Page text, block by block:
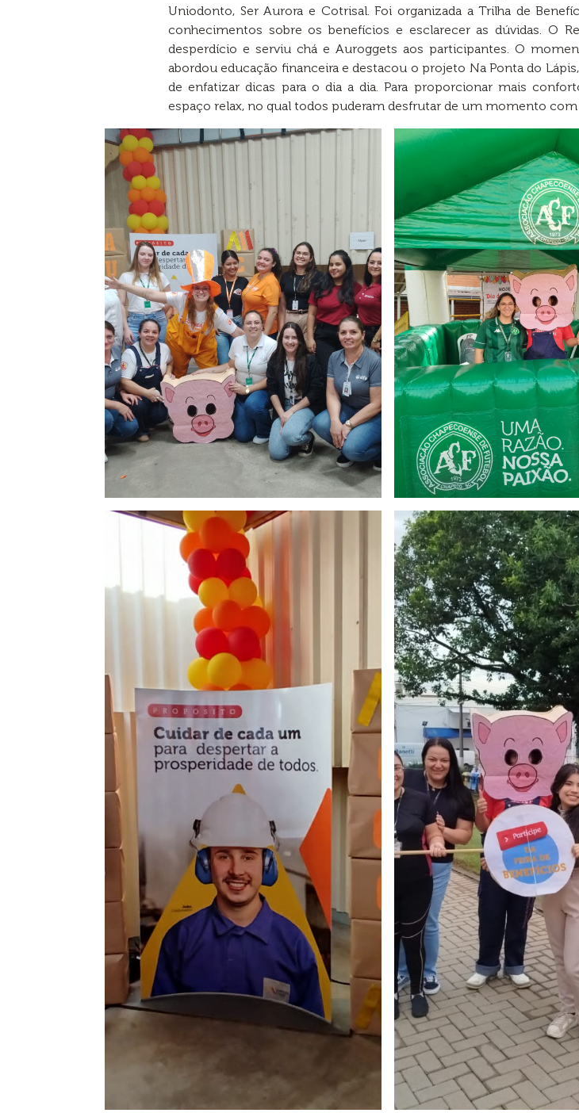
Uniodonto, Ser Aurora e Cotrisal. Foi organizada a Trilha de
conhecimentos sobre os benefícios e esclarecer as dúvidas. O
desperdício e serviu chá e Auroggets aos participantes. O
abordou educação financeira e destacou o projeto Na Ponta do
de enfatizar dicas para o dia a dia. Para proporcionar mais
espaço relax, no qual todos puderam desfrutar de um momento com